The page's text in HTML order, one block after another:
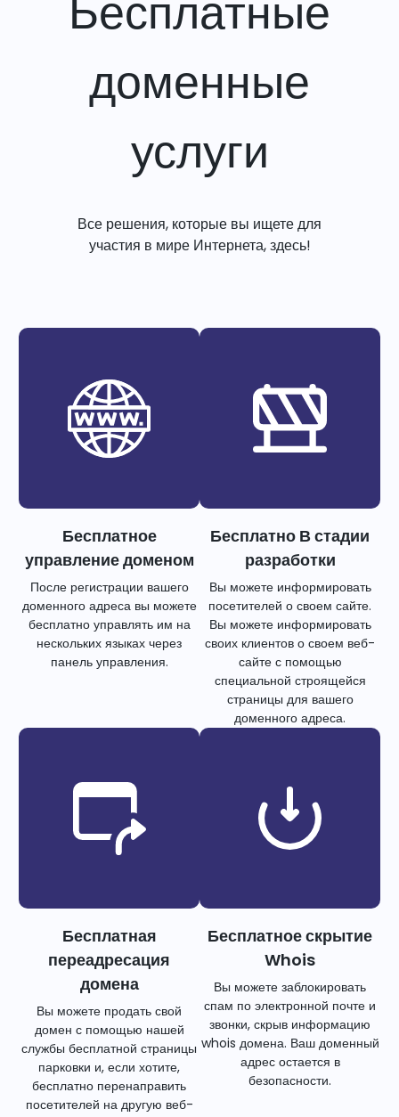
доменные
услуги
Все решения, которые вы ищете для
участия в мире Интернета, здесь!
Бесплатное
управление доменом
После регистрации вашего
доменного адреса вы можете
бесплатно управлять им на
нескольких языках через
панель управления.
Бесплатно В стадии
разработки
Вы можете информировать
посетителей о своем сайте.
Вы можете информировать
своих клиентов о своем веб-
сайте с помощью
специальной строящейся
страницы для вашего
доменного адреса.
Бесплатная
переадресация
домена
Вы можете продать свой
домен с помощью нашей
службы бесплатной страницы
парковки и, если хотите,
бесплатно перенаправить
посетителей на другую веб-
Бесплатное скрытие
Whois
Вы можете заблокировать
спам по электронной почте и
звонки, скрыв информацию
whois домена. Ваш доменный
адрес остается в
безопасности.